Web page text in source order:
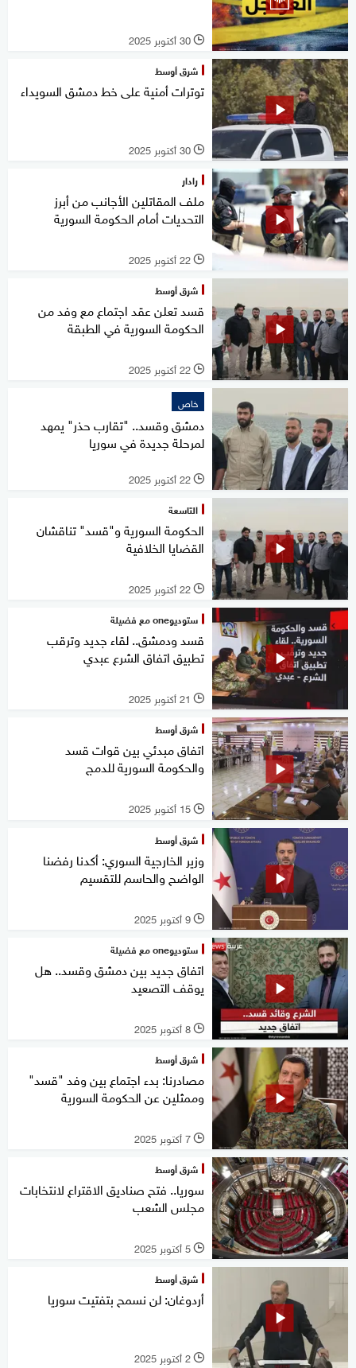
l 30 أكتوبر 2025
شرق أوسط
توترات أمنية على خط دمشق السويداء
l 30 أكتوبر 2025
رادار
ملف المقاتلين الأجانب من أبرز
التحديات أمام الحكومة السورية
l 22 أكتوبر 2025
شرق أوسط
قسد تعلن عقد اجتماع مع وفد من
الحكومة السورية في الطبقة
l 22 أكتوبر 2025
خاص
دمشق وقسد.. "تقارب حذر" يمهد
لمرحلة جديدة في سوريا
l 22 أكتوبر 2025
التاسعة
الحكومة السورية و"قسد" تناقشان
القضايا الخلافية
l 22 أكتوبر 2025
ستوديوone مع فضيلة
قسد ودمشق.. لقاء جديد وترقب
تطبيق اتفاق الشرع عبدي
l 21 أكتوبر 2025
شرق أوسط
اتفاق مبدئي بين قوات قسد
والحكومة السورية للدمج
l 15 أكتوبر 2025
شرق أوسط
وزير الخارجية السوري: أكدنا رفضنا
الواضح والحاسم للتقسيم
l 9 أكتوبر 2025
ستوديوone مع فضيلة
اتفاق جديد بين دمشق وقسد.. هل
يوقف التصعيد
l 8 أكتوبر 2025
شرق أوسط
مصادرنا: بدء اجتماع بين وفد "قسد"
وممثلين عن الحكومة السورية
l 7 أكتوبر 2025
شرق أوسط
سوريا.. فتح صناديق الاقتراع لانتخابات
مجلس الشعب
l 5 أكتوبر 2025
شرق أوسط
أردوغان: لن نسمح بتفتيت سوريا
l 2 أكتوبر 2025